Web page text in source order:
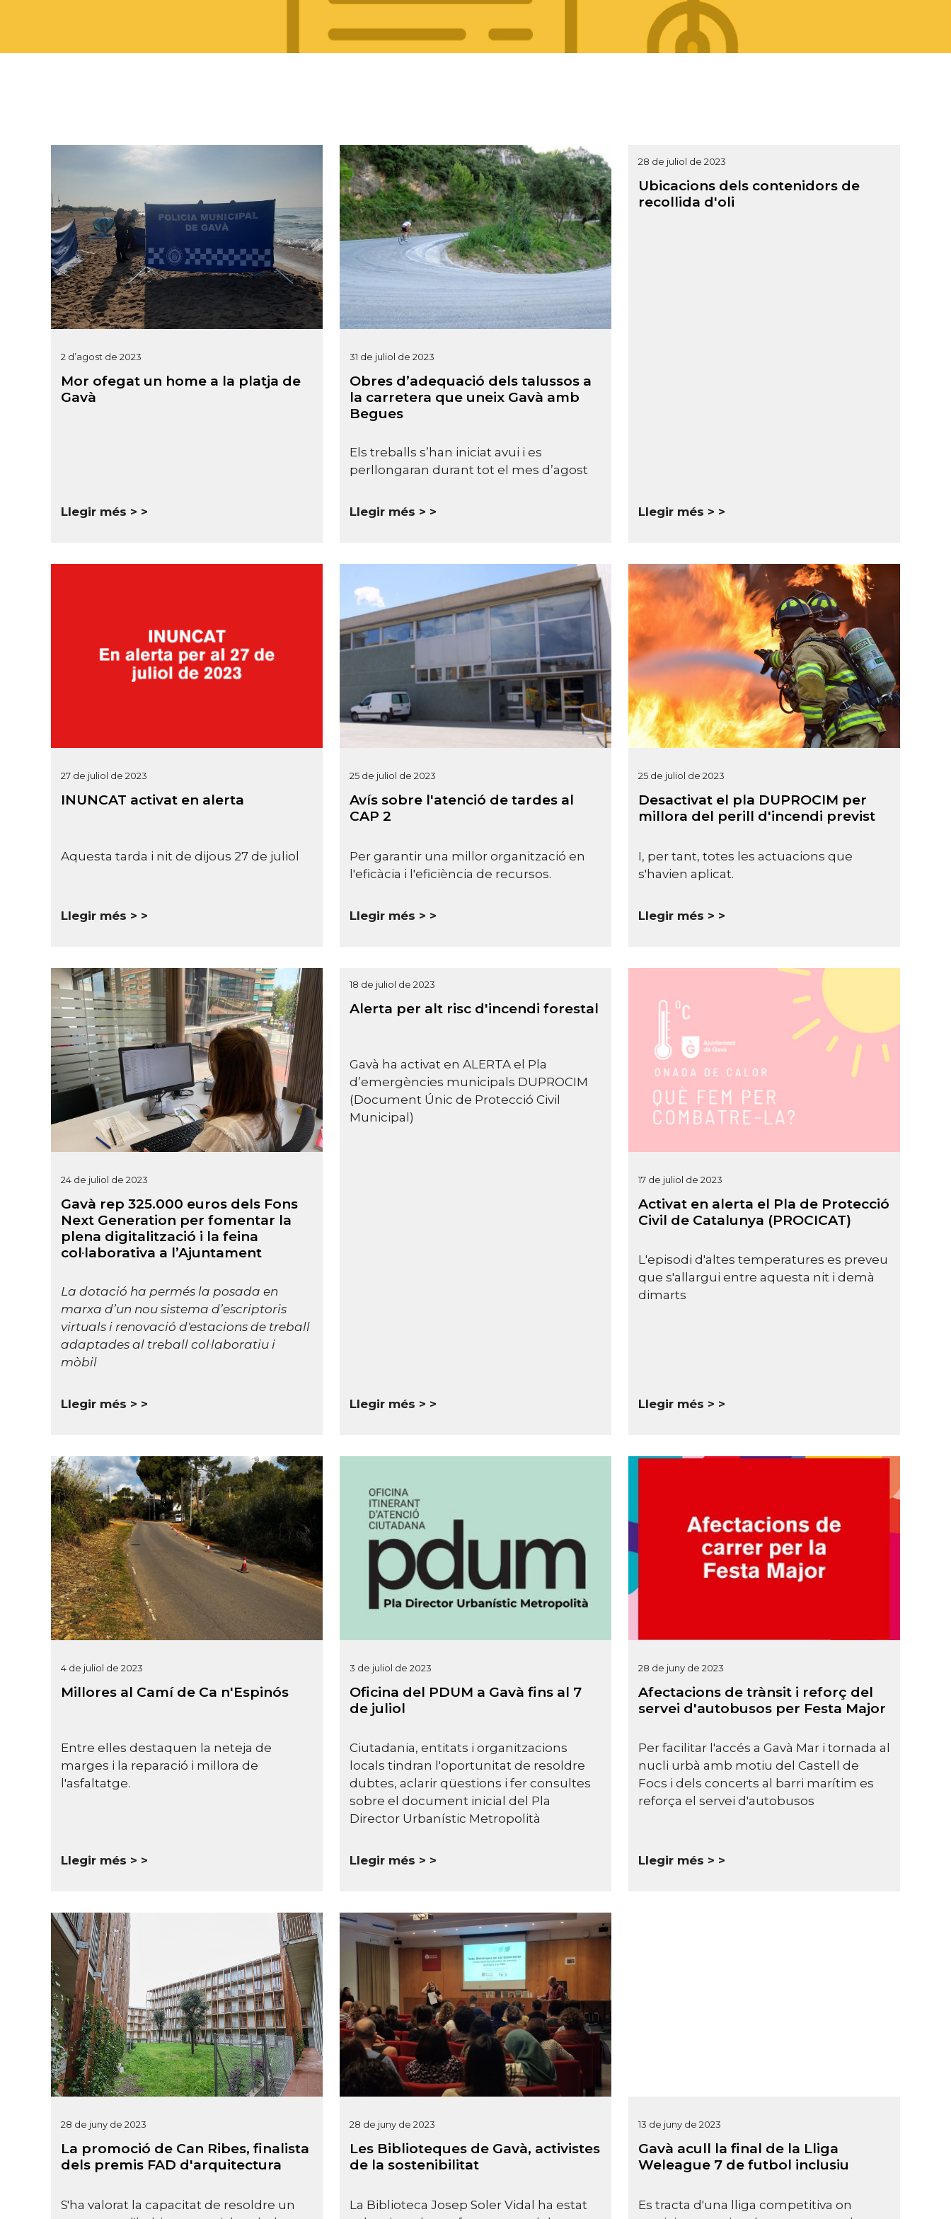
2 d’agost de 2023
Mor ofegat un home a la platja de
Gavà
Llegir més >
31 de juliol de 2023
Obres d’adequació dels talussos a
la carretera que uneix Gavà amb
Begues
Els treballs s’han iniciat avui i es
perllongaran durant tot el mes d’agost
Llegir més >
28 de juliol de 2023
Ubicacions dels contenidors de
recollida d'oli
Llegir més >
27 de juliol de 2023
INUNCAT activat en alerta
Aquesta tarda i nit de dijous 27 de juliol
Llegir més >
25 de juliol de 2023
Avís sobre l'atenció de tardes al
CAP 2
Per garantir una millor organització en
l'eficàcia i l'eficiència de recursos.
Llegir més >
25 de juliol de 2023
Desactivat el pla DUPROCIM per
millora del perill d'incendi previst
I, per tant, totes les actuacions que
s'havien aplicat.
Llegir més >
24 de juliol de 2023
Gavà rep 325.000 euros dels Fons
Next Generation per fomentar la
plena digitalització i la feina
col·laborativa a l’Ajuntament
La dotació ha permés la posada en
marxa d’un nou sistema d’escriptoris
virtuals i renovació d'estacions de treball
adaptades al treball col·laboratiu i
mòbil
Llegir més >
18 de juliol de 2023
Alerta per alt risc d'incendi forestal
Gavà ha activat en ALERTA el Pla
d’emergències municipals DUPROCIM
(Document Únic de Protecció Civil
Municipal)
Llegir més >
17 de juliol de 2023
Activat en alerta el Pla de Protecció
Civil de Catalunya (PROCICAT)
L'episodi d'altes temperatures es preveu
que s'allargui entre aquesta nit i demà
dimarts
Llegir més >
4 de juliol de 2023
Millores al Camí de Ca n'Espinós
Entre elles destaquen la neteja de
marges i la reparació i millora de
l'asfaltatge.
Llegir més >
3 de juliol de 2023
Oficina del PDUM a Gavà fins al 7
de juliol
Ciutadania, entitats i organitzacions
locals tindran l'oportunitat de resoldre
dubtes, aclarir qüestions i fer consultes
sobre el document inicial del Pla
Director Urbanístic Metropolità
Llegir més >
28 de juny de 2023
Afectacions de trànsit i reforç del
servei d'autobusos per Festa Major
Per facilitar l'accés a Gavà Mar i tornada al
nucli urbà amb motiu del Castell de
Focs i dels concerts al barri marítim es
reforça el servei d'autobusos
Llegir més >
28 de juny de 2023
La promoció de Can Ribes, finalista
dels premis FAD d'arquitectura
S'ha valorat la capacitat de resoldre un
28 de juny de 2023
Les Biblioteques de Gavà, activistes
de la sostenibilitat
La Biblioteca Josep Soler Vidal ha estat
13 de juny de 2023
Gavà acull la final de la Lliga
Weleague 7 de futbol inclusiu
Es tracta d'una lliga competitiva on